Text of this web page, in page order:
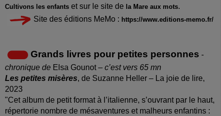
Cultivons les enfants et sur le site de la Mare aux mots.
Site des éditions MeMo : https://www.editions-memo.fr/
Grands livres pour petites personnes -
chronique de Elsa Gounot– c’est vers 65 mn
Les petites misères, de Suzanne Heller – La joie de lire,
2023
"Cetalbum de petit format à l’italienne, s’ouvrant par le haut,
répertorie nombre de mésaventures et malheurs enfantins :